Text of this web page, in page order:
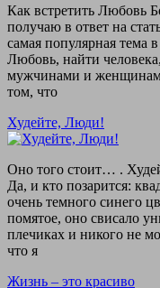
Как встретить Любовь
получаю в ответ на
самая популярная
Любовь, найти
мужчинами и
том, что
Худейте, Люди!
Оно того стоит… .
Да, и кто позарится:
очень темного синего
помятое, оно свисало
плечиках и никого не
что я
Жизнь – это красиво